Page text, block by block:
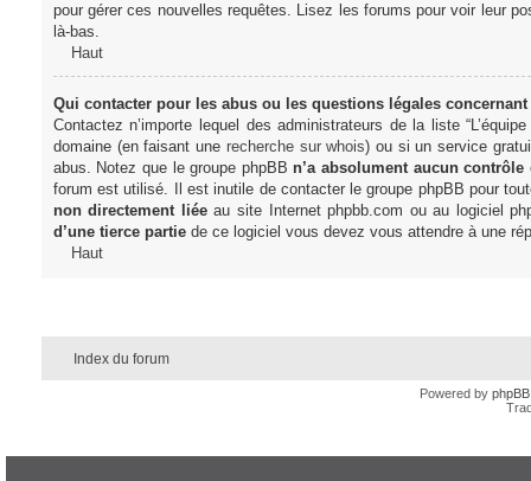
pour gérer ces nouvelles requêtes. Lisez les forums pour voir leur
là-bas.
Haut
Qui contacter pour les abus ou les questions légales
Contactez n’importe lequel des administrateurs de la liste
domaine (en faisant une recherche sur whois) ou si un service
abus. Notez que le groupe phpBB n’a absolument aucun contrôle
forum est utilisé. Il est inutile de contacter le groupe phpBB pour
non directement liéeau site Internet phpbb.com ou au logiciel
d’une tierce partiede ce logiciel vous devez vous attendre à une
Haut
Index du forum
Powered by phpBB